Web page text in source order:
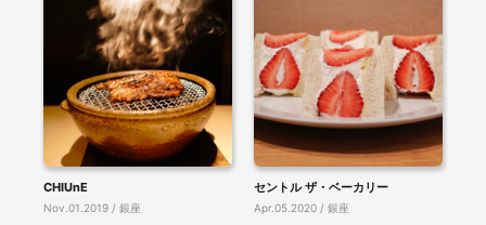
CHIUnE
Nov.01.2019 / 銀座
セントル ザ・ベーカリー
Apr.05.2020 / 銀座